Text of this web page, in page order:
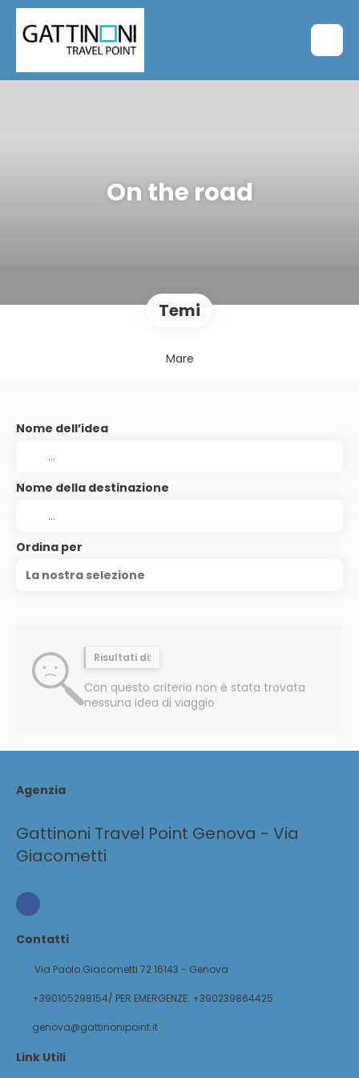
On the road
Temi
Mare
Nome dell’idea
Nome della destinazione
Ordina per
La nostra selezione
Risultati di:
Con questo criterio non è stata trovata
nessuna idea di viaggio
Agenzia
Gattinoni Travel Point Genova - Via
Giacometti
Contatti
Via Paolo Giacometti 72 16143 - Genova
+390105298154/ PER EMERGENZE: +390239864425
genova@gattinonipoint.it
Link Utili